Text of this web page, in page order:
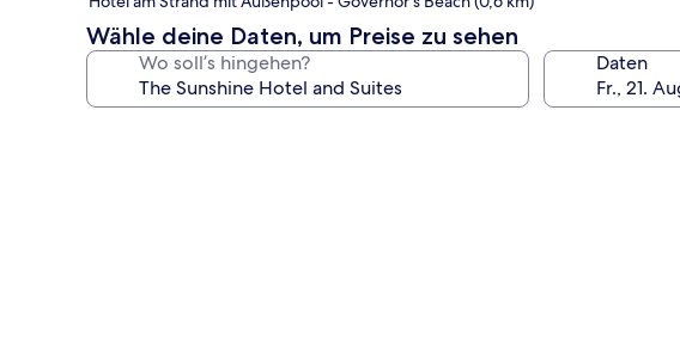
Unterkunft
Wähle deine Daten, um Preise zu sehen
Wo soll’s hingehen? Daten